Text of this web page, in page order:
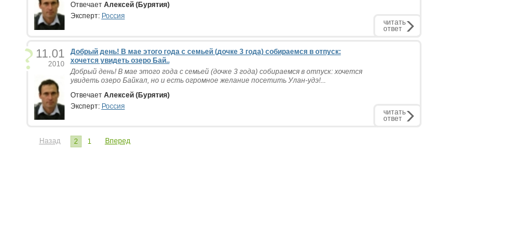
Отвечает Алексей (Бурятия)
Эксперт: Россия
читать
ответ
11.01
2010
Добрый день! В мае этого года с семьей (дочке 3 года) собираемся в отпуск:
хочется увидеть озеро Бай..
Добрый день! В мае этого года с семьей (дочке 3 года) собираемся в отпуск: хочется
увидеть озеро Байкал, но и есть огромное желание посетить Улан-удэ!...
Отвечает Алексей (Бурятия)
Эксперт: Россия
читать
ответ
Назад 2 1 Вперед